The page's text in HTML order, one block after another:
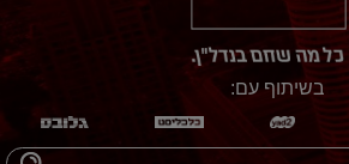
בשיתוף עם: